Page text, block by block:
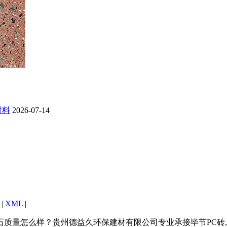
料 2026-07-14
| XML |
量怎么样？贵州德益久环保建材有限公司专业承接毕节PC砖,